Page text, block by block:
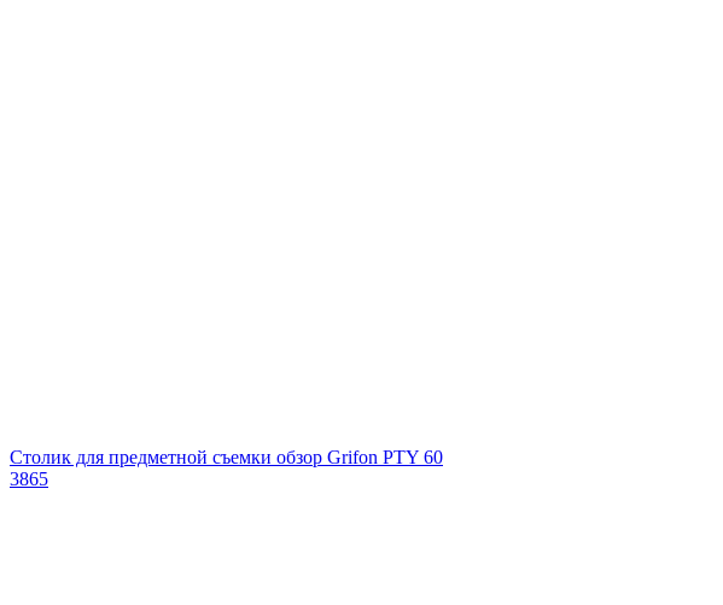
Столик для предметной съемки обзор Grifon PTY 60
3865